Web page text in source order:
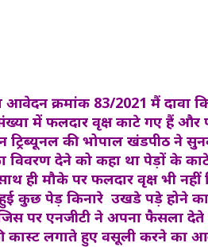
आवेदन क्रमांक 83/2021 मैं दावा
में फलदार वृक्ष काटे गए हैं और
ट्रिब्यूनल की भोपाल खंडपीठ ने
देने को कहा था पेड़ों के
ही मौके पर फलदार वृक्ष भी नहीं
कुछ पेड़ किनारे उखडे पड़े होने
पर एनजीटी ने अपना फैसला
कास्ट लगाते हुए वसूली करने का